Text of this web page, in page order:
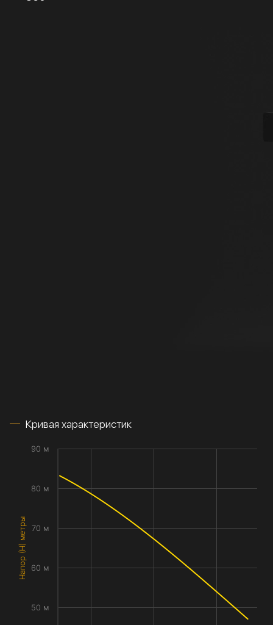
Кривая характеристик
Напор (H) метры
50 м
60 м
70 м
80 м
90 м